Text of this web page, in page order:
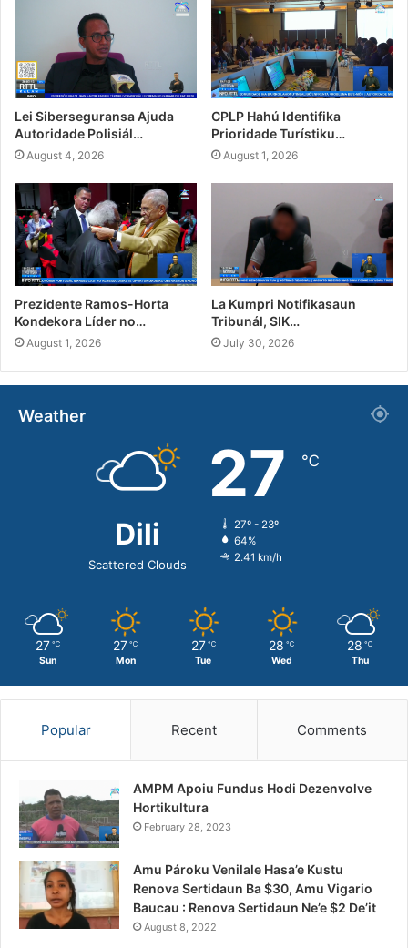
Lei Siberseguransa Ajuda
Autoridade Polisiál…
August 4, 2026
CPLP Hahú Identifika
Prioridade Turístiku…
August 1, 2026
Prezidente Ramos-Horta
Kondekora Líder no…
August 1, 2026
La Kumpri Notifikasaun
Tribunál, SIK…
July 30, 2026
Weather
Dili
Scattered Clouds
27 ℃
27º - 23º
64%
2.41 km/h
27 ℃
Sun
27 ℃
Mon
27 ℃
Tue
28 ℃
Wed
28 ℃
Thu
Popular Recent Comments
AMPM Apoiu Fundus Hodi Dezenvolve
Hortikultura
February 28, 2023
Amu Pároku Venilale Hasa’e Kustu
Renova Sertidaun Ba $30, Amu Vigario
Baucau : Renova Sertidaun Ne’e $2 De’it
August 8, 2022